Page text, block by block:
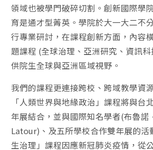
領域也被學門破碎切割。創新國際學
育是通才型菁英。學院於大一大二不
行專業研討，在課程創新方面，內容
題課程 (全球治理、亞洲研究、資訊
供院生全球與亞洲區域視野。
我們的課程更連接跨校、跨域教學資
「人類世界與地緣政治」課程將與台
年展結合，並與國際知名學者(布魯
Latour)、及五所學校合作雙年展的活
生治理」課程因應新冠肺炎疫情，從